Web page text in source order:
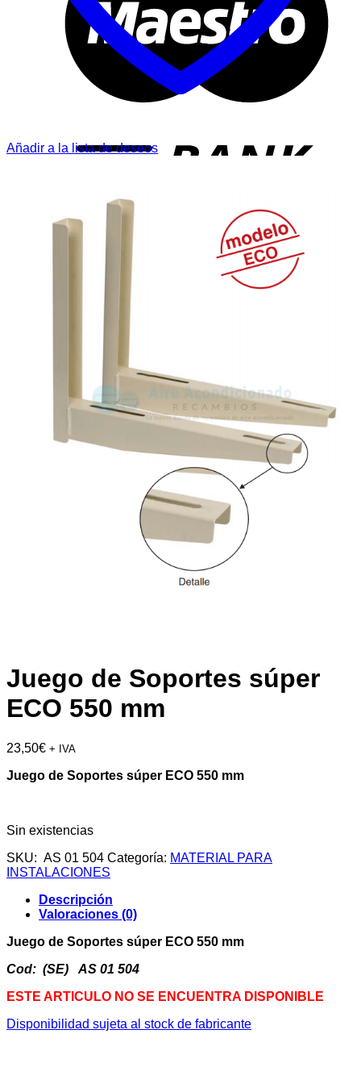
Añadir a la lista de deseos
Juego de Soportes súper
ECO 550 mm
23,50€ + IVA
Juego de Soportes súper ECO 550 mm
Sin existencias
SKU: AS 01 504 Categoría: MATERIAL PARA
INSTALACIONES
Descripción
Valoraciones (0)
Juego de Soportes súper ECO 550 mm
Cod: (SE) AS 01 504
ESTE ARTICULO NO SE ENCUENTRA DISPONIBLE
Disponibilidad sujeta al stock de fabricante